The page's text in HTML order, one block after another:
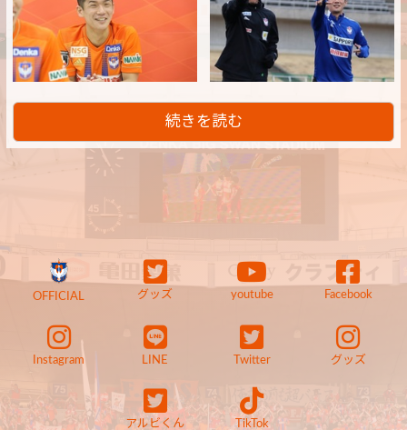
続きを読む
OFFICIAL グッズ youtube Facebook
Instagram LINE Twitter グッズ
アルビくん TikTok